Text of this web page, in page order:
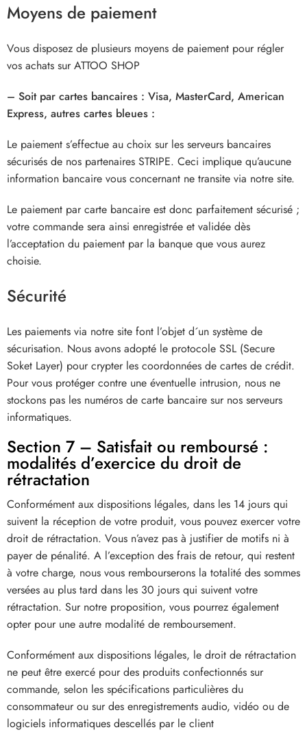
Moyens de paiement
Vous disposez de plusieurs moyens de paiement pour régler
vos achats surATTOO SHOP
– Soit par cartes bancaires : Visa, MasterCard, American
Express, autres cartes bleues :
Le paiement s’effectue au choix sur les serveurs bancaires
sécurisés de nos partenaires STRIPE. Ceci implique qu’aucune
information bancaire vous concernant ne transite via notre site.
Le paiement par carte bancaire est donc parfaitement sécurisé ;
votre commande sera ainsi enregistrée et validée dès
l’acceptation du paiement par la banque que vous aurez
choisie.
Sécurité
Les paiements via notre site font l’objet d´un système de
sécurisation. Nous avons adopté le protocole SSL (Secure
Soket Layer) pour crypter les coordonnées de cartes de crédit.
Pour vous protéger contre une éventuelle intrusion, nous ne
stockons pas les numéros de carte bancaire sur nos serveurs
informatiques.
Section 7 – Satisfait ou remboursé :
modalités d’exercice du droit de
rétractation
Conformément aux dispositions légales, dans les 14 jours qui
suivent la réception de votre produit, vous pouvez exercer votre
droit de rétractation. Vous n’avez pas à justifier de motifs ni à
payer de pénalité. A l’exception des frais de retour, qui restent
à votre charge, nous vous rembourserons la totalité des sommes
versées au plus tard dans les 30 jours qui suivent votre
rétractation. Sur notre proposition, vous pourrez également
opter pour une autre modalité de remboursement.
Conformément aux dispositions légales, le droit de rétractation
ne peut être exercé pour des produits confectionnés sur
commande, selon les spécifications particulières du
consommateur ou sur des enregistrements audio, vidéo ou de
logiciels informatiques descellés par le client